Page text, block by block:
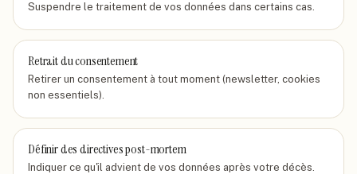
Suspendre le traitement de vos données dans certains cas.
Retrait du consentement
Retirer un consentement à tout moment (newsletter, cookies
non essentiels).
Définir des directives post-mortem
Indiquer ce qu'il advient de vos données après votre décès.